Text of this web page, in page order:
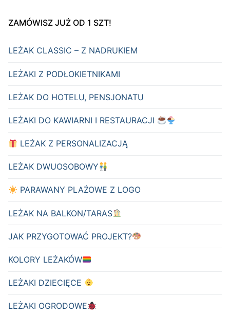
ZAMÓWISZ JUŻ OD 1 SZT!
LEŻAK CLASSIC – Z NADRUKIEM
LEŻAKI Z PODŁOKIETNIKAMI
LEŻAK DO HOTELU, PENSJONATU
LEŻAKI DO KAWIARNI I RESTAURACJI
LEŻAK Z PERSONALIZACJĄ
LEŻAK DWUOSOBOWY
PARAWANY PLAŻOWE Z LOGO
LEŻAK NA BALKON/TARAS
JAK PRZYGOTOWAĆ PROJEKT?
KOLORY LEŻAKÓW
LEŻAKI DZIECIĘCE
LEŻAKI OGRODOWE